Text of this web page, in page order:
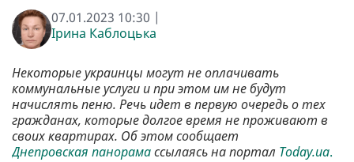
07.01.2023 10:30 |
Ірина Каблоцька
Некоторые украинцы могут не оплачивать
коммунальные услуги и при этом им не будут
начислять пеню. Речь идет в первую очередь о тех
гражданах, которые долгое время не проживают в
своих квартирах. Об этом сообщает
Днепровская панорамассылаясь на портал Today.ua.